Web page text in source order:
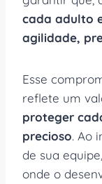
cada adulto
agilidade,
Esse
reflete um
proteger
precioso. Ao
de sua
onde o